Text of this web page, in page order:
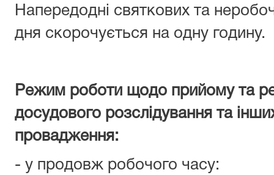
Напередодні святкових та
дня скорочується на одну годину.
Режим роботи щодо прийому та
досудового розслідування та
провадження:
- у продовж робочого